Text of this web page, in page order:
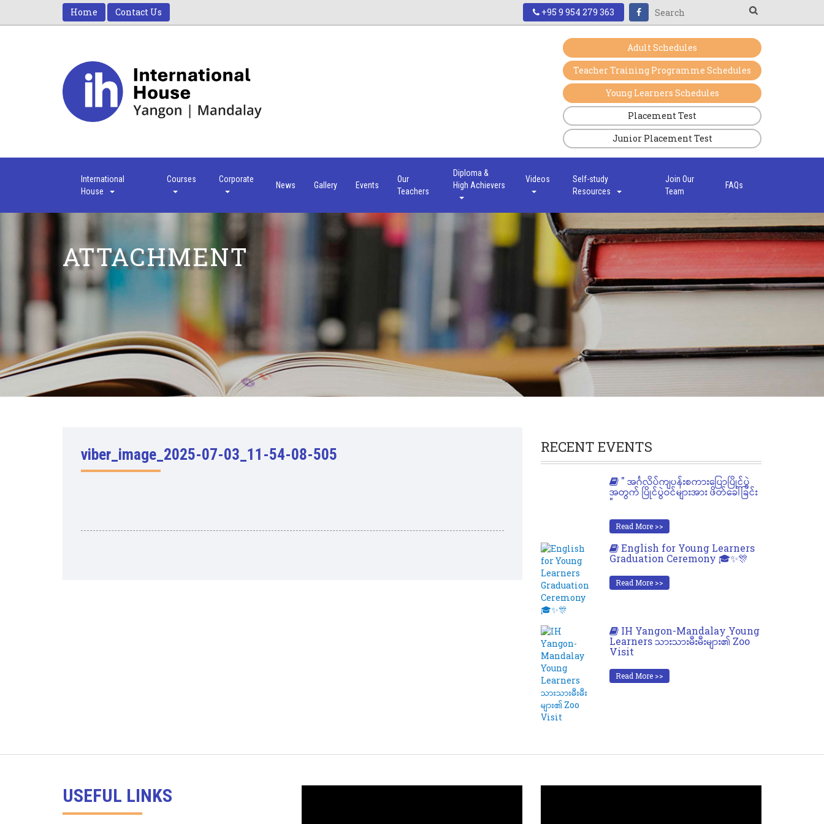
Home Contact Us +95 9 954 279 363
Adult Schedules
Teacher Training Programme Schedules
Young Learners Schedules
Placement Test
Junior Placement Test
International
House
Courses Corporate
News Gallery Events
Our
Teachers
Diploma &
High Achievers
Videos
Self-study
Resources
Join Our
Team
FAQs
ATTACHMENT
viber_image_2025-07-03_11-54-08-505 RECENT EVENTS
" အင်္ဂလိပ်ကျပန်းစကားပြောပြိုင်ပွဲ
အတွက် ပြိုင်ပွဲဝင်များအား ဖိတ်ခေါ်ခြင်း
"
Read More >>
English for Young Learners
Graduation Ceremony 🎓✨🎊
Read More >>
IH Yangon-Mandalay Young
Learners သားသားမီးမီးများ၏ Zoo
Visit
Read More >>
USEFUL LINKS